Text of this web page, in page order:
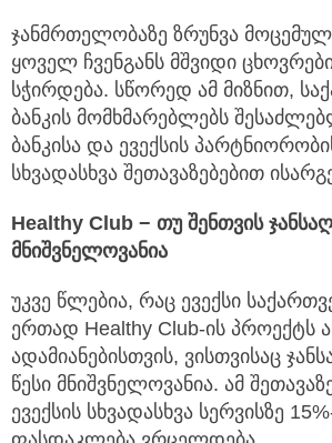
ჯანმრთელობაზე ზრუნვა
ყოველ ჩვენგანს მშვიდი
სჭირდება. სწორედ ამ მიზნით,
ბანკის მომხმარებლებს
ბანკისა და ევექსის
სხვადასხვა შეთავაზებებით
Healthy Club − თუ შენთვის
მნიშვნელოვანია
უკვე წლებია, რაც ევექსი
ერთად Healthy Club-ის პროექტს
ადამიანებისთვის, ვისთვისაც
წესი მნიშვნელოვანია. ამ
ევექსის სხვადასხვა სერვისზე